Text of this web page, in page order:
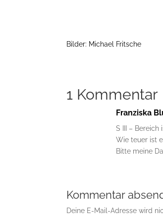
Bilder: Michael Fritsche
1 Kommentar
Franziska
S III –
Wie teuer ist
Bitte meine
Kommentar
Deine E-Mail-Adresse wird